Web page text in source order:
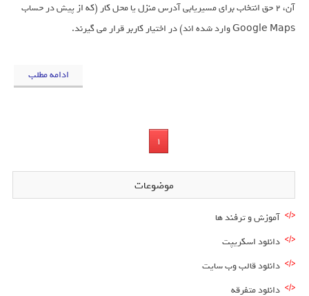
آن، ۲ حق انتخاب برای مسیریابی آدرس منزل یا محل کار (که از پیش در حساب
Google Maps وارد شده اند) در اختیار کاربر قرار می گیرند.
ادامه مطلب
1
موضوعات
آموزش و ترفند ها
دانلود اسکریپت
دانلود قالب وب سایت
دانلود متفرقه